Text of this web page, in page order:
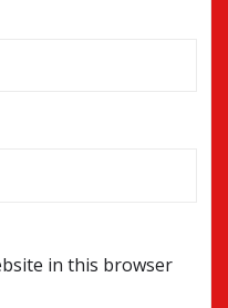
in this browser